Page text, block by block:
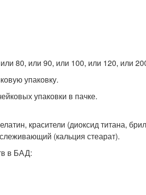
80, или 90, или 100, или 120, или
упаковку.
упаковки в пачке.
красители (диоксид титана,
(кальция стеарат).
в БАД: